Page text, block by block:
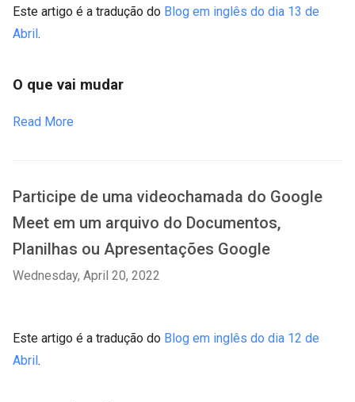
Este artigo é a tradução do Blog em inglês do dia 13 de
Abril.
O que vai mudar
Read More
Participe de uma videochamada do Google
Meet em um arquivo do Documentos,
Planilhas ou Apresentações Google
Wednesday, April 20, 2022
Este artigo é a tradução do Blog em inglês do dia 12 de
Abril.